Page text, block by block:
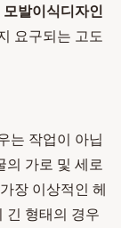
모발이식디자인
요구되는 고도
는 작업이 아닙
의 가로 및 세로
장 이상적인 헤
긴 형태의 경우